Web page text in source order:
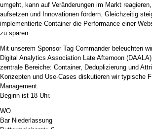
umgeht, kann auf Veränderungen im Markt
aufsetzen und Innovationen fördern. Gleichzeitig
implementierte Container die Performance einer
zu sparen.
Mit unserem Sponsor Tag Commander beleuchten
Digital Analytics Association Late Afternoon
zentrale Bereiche: Container, Deduplizierung und
Konzepten und Use-Cases diskutieren wir typische
Management.
Beginn ist 18 Uhr.
WO
Bar Niederlassung